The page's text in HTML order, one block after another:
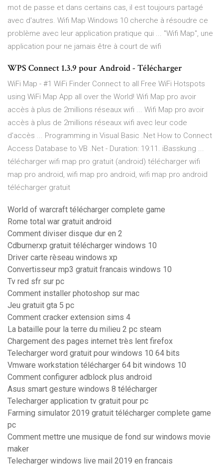
mot de passe et dans certains cas, il est toujours partagé
avec d'autres. Wifi Map Windows 10 cherche à résoudre ce
problème avec leur application pratique qui ... "Wifi Map", une
application pour ne jamais être à court de wifi
WPS Connect 1.3.9 pour Android - Télécharger
WiFi Map - #1 WiFi Finder Connect to all Free WiFi Hotspots
using WiFi Map App all over the World! Wifi Map pro avoir
accès à plus de 2millions réseaux wifi ... Wifi Map pro avoir
accès à plus de 2millions réseaux wifi avec leur code
d'accès ... Programming in Visual Basic .Net How to Connect
Access Database to VB .Net - Duration: 19:11. iBasskung ...
télécharger wifi map pro gratuit (android) télécharger wifi
map pro android, wifi map pro android, wifi map pro android
télécharger gratuit
World of warcraft télécharger complete game
Rome total war gratuit android
Comment diviser disque dur en 2
Cdburnerxp gratuit télécharger windows 10
Driver carte rèseau windows xp
Convertisseur mp3 gratuit francais windows 10
Tv red sfr sur pc
Comment installer photoshop sur mac
Jeu gratuit gta 5 pc
Comment cracker extension sims 4
La bataille pour la terre du milieu 2 pc steam
Chargement des pages internet très lent firefox
Telecharger word gratuit pour windows 10 64 bits
Vmware workstation télécharger 64 bit windows 10
Comment configurer adblock plus android
Asus smart gesture windows 8 télécharger
Telecharger application tv gratuit pour pc
Farming simulator 2019 gratuit télécharger complete game
pc
Comment mettre une musique de fond sur windows movie
maker
Telecharger windows live mail 2019 en francais